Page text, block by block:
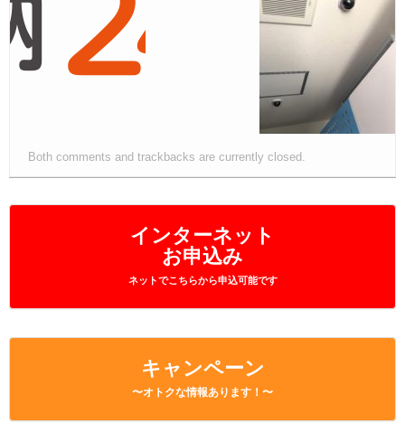
インターネット
お申込み
ネットでこちらから申込可能です
キャンペーン
〜オトクな情報あります！〜
Both comments and trackbacks are currently closed.